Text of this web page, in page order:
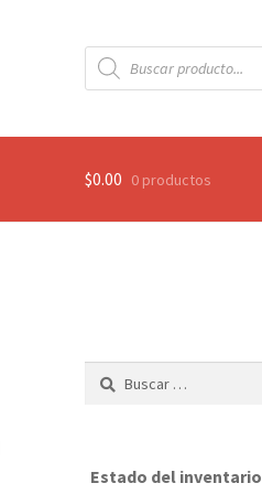
Búsqueda
de
productos
$0.00 0 productos
Buscar:
Estado del inventario